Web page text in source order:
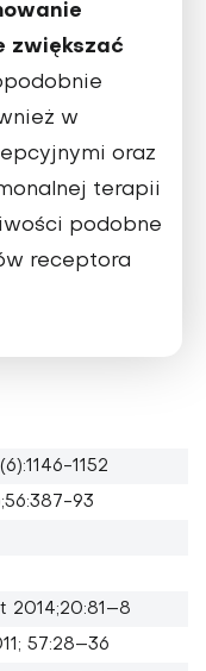
zwiększać
w
oraz
terapii
podobne
receptora
1152
93
2014;20:81–8
57:28–36